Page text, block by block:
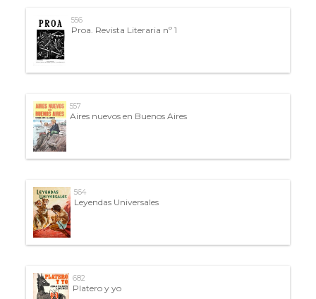
556
Proa. Revista Literaria nº 1
557
Aires nuevos en Buenos Aires
564
Leyendas Universales
682
Platero y yo